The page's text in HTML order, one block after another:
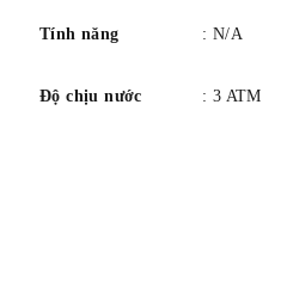
ĐẶC TRƯNG
Phút TÍNH NĂNG Kim
Tính năng : N/A
Độ chịu nước : 3 ATM